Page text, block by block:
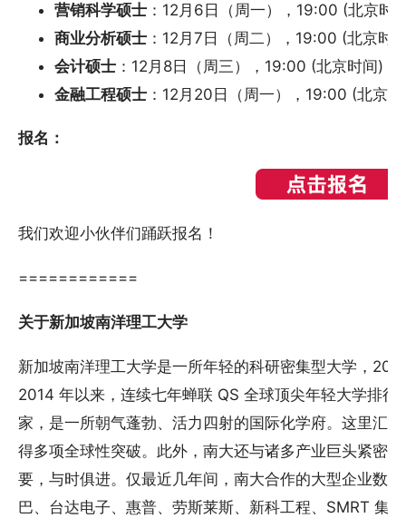
营销科学硕士 ：12月6日（周一），19:00 (北京时
商业分析硕士 ：12月7日（周二），19:00 (北京时
会计硕士 ：12月8日（周三），19:00 (北京时间)
金融工程硕士 ：12月20日（周一），19:00 (北京
报名：
我们欢迎小伙伴们踊跃报名！
============
关于新加坡南洋理工大学
新加坡南洋理工大学是一所年轻的科研密集型大学，
2014 年以来，连续七年蝉联 QS 全球顶尖年轻大学排
家，是一所朝气蓬勃、活力四射的国际化学府。这里汇
得多项全球性突破。此外，南大还与诸多产业巨头紧密
要，与时俱进。仅最近几年间，南大合作的大型企业数
巴、台达电子、惠普、劳斯莱斯、新科工程、SMRT 集